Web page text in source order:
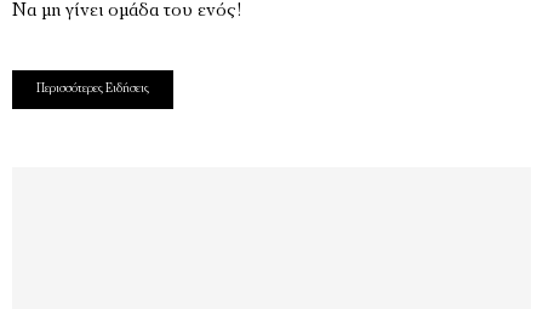
Να μη γίνει ομάδα του ενός!
Περισσότερες Ειδήσεις